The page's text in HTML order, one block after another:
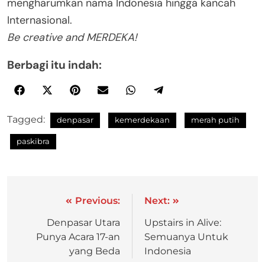
mengharumkan nama Indonesia hingga kancah
Internasional.
Be creative and MERDEKA!
Berbagi itu indah:
Tagged: denpasar kemerdekaan merah putih
paskibra
Previous:
Denpasar Utara
Punya Acara 17-an
yang Beda
Next:
Upstairs in Alive:
Semuanya Untuk
Indonesia